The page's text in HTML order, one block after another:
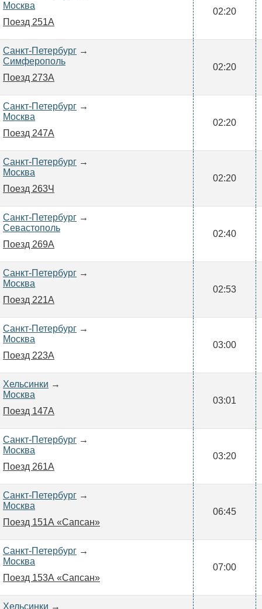
Москва
Поезд 251А
02:20
Санкт-Петербург →
Симферополь
Поезд 273А
02:20
Санкт-Петербург →
Москва
Поезд 247А
02:20
Санкт-Петербург →
Москва
Поезд 263Ч
02:20
Санкт-Петербург →
Севастополь
Поезд 269А
02:40
Санкт-Петербург →
Москва
Поезд 221А
02:53
Санкт-Петербург →
Москва
Поезд 223А
03:00
Хельсинки →
Москва
Поезд 147А
03:01
Санкт-Петербург →
Москва
Поезд 261А
03:20
Санкт-Петербург →
Москва
Поезд 151А «Сапсан»
06:45
Санкт-Петербург →
Москва
Поезд 153А «Сапсан»
07:00
Хельсинки →